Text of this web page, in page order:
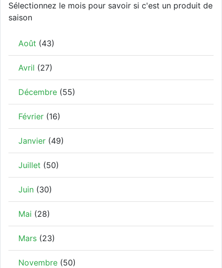
Sélectionnez le mois pour savoir si c'est un produit de
saison
Août (43)
Avril (27)
Décembre (55)
Février (16)
Janvier (49)
Juillet (50)
Juin (30)
Mai (28)
Mars (23)
Novembre (50)